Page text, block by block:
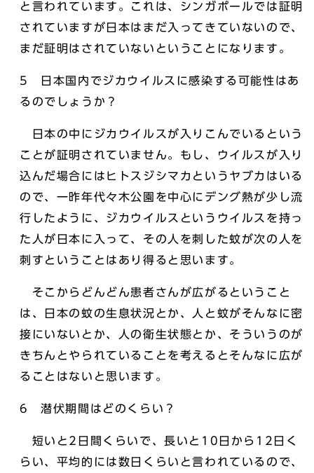
と言われています。これは、シンガポールでは証明
されていますが日本はまだ入ってきていないので、
まだ証明はされていないということになります。
5 日本国内でジカウイルスに感染する可能性はあ
るのでしょうか？
日本の中にジカウイルスが入りこんでいるという
ことが証明されていません。もし、ウイルスが入り
込んだ場合にはヒトスジシマカというヤブカはいる
ので、一昨年代々木公園を中心にデング熱が少し流
行したように、ジカウイルスというウイルスを持っ
た人が日本に入って、その人を刺した蚊が次の人を
刺すということはあり得ると思います。
そこからどんどん患者さんが広がるということ
は、日本の蚊の生息状況とか、人と蚊がそんなに密
接にいないとか、人の衛生状態とか、そういうのが
きちんとやられていることを考えるとそんなに広が
ることはないと思います。
6 潜伏期間はどのくらい？
短いと2日間くらいで、長いと10日から12日く
らい、平均的には数日くらいと言われているので、